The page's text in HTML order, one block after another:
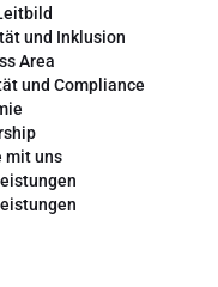
und Inklusion
Area
und Compliance
mit uns